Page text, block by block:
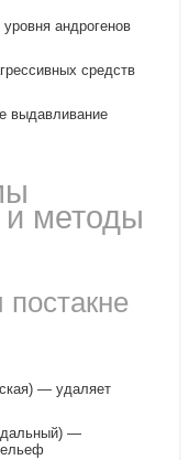
андрогенов
средств
выдавливание
и методы
— удаляет
—